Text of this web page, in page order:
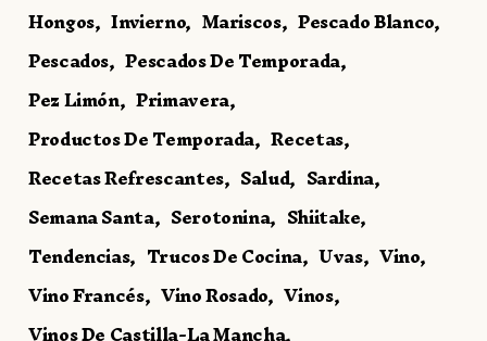
Hongos Invierno Mariscos Pescado Blanco
Pescados Pescados De Temporada
Pez Limón Primavera
Productos De Temporada Recetas
Recetas Refrescantes Salud Sardina
Semana Santa Serotonina Shiitake
Tendencias Trucos De Cocina Uvas Vino
Vino Francés Vino Rosado Vinos